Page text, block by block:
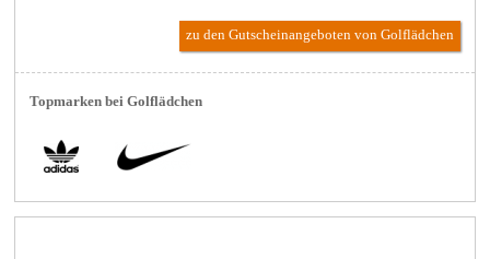
zu den Gutscheinangeboten von Golflädchen
Topmarken bei Golflädchen